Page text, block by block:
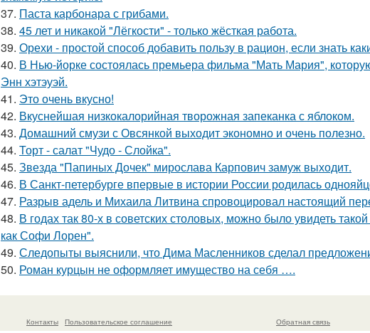
37. Паста карбонара с грибами.
38. 45 лет и никакой "Лёгкости" - только жёсткая работа.
39. Орехи - простой способ добавить пользу в рацион, если знать
40. В Нью-йорке состоялась премьера фильма "Мать Мария",
Энн хэтэуэй.
41. Это очень вкусно!
42. Вкуснейшая низкокалорийная творожная запеканка с яблоком.
43. Домашний смузи с Овсянкой выходит экономно и очень полезно.
44. Торт - салат "Чудо - Слойка".
45. Звезда "Папиных Дочек" мирослава Карпович замуж выходит.
46. В Санкт-петербурге впервые в истории России родилась
47. Разрыв адель и Михаила Литвина спровоцировал настоящий
48. В годах так 80-х в советских столовых, можно было увидеть
как Софи Лорен".
49. Следопыты выяснили, что Дима Масленников сделал
50. Роман курцын не оформляет имущество на себя ….
Контакты Пользовательское соглашение Обратная связь